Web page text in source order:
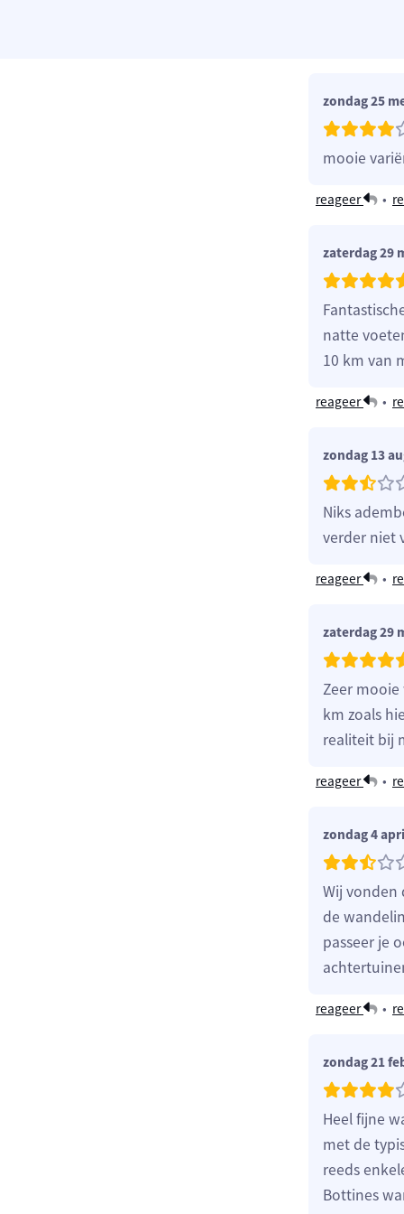
zondag 25
mooie
reageer •
zaterdag 29
natte
10 km van
reageer •
zondag 13
Niks
verder niet
reageer •
zaterdag 29
Zeer mooie
km zoals
realiteit bij
reageer •
zondag 4
Wij vonden
de
passeer je
reageer •
zondag 21
Heel fijne
met de
reeds
Bottines